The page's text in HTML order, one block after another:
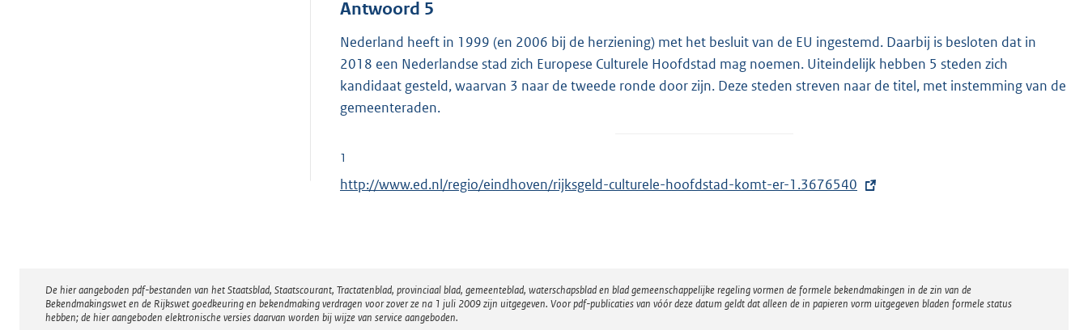
Antwoord 5
Nederland heeft in 1999 (en 2006 bij de herziening) met het besluit van de EU ingestemd. Daarbij is besloten dat in
2018 een Nederlandse stad zich Europese Culturele Hoofdstad mag noemen. Uiteindelijk hebben 5 steden zich
kandidaat gesteld, waarvan 3 naar de tweede ronde door zijn. Deze steden streven naar de titel, met instemming van de
gemeenteraden.
1
E
n
e
http://www.ed.nl/regio/eindhoven/rijksgeld-culturele-hoofdstad-komt-er-1.3676540
Disclaimer
De hier aangeboden pdf-bestanden van het Staatsblad, Staatscourant, Tractatenblad, provinciaal blad, gemeenteblad, waterschapsblad en blad gemeenschappelijke regeling vormen de formele bekendmakingen in de zin van de
Bekendmakingswet en de Rijkswet goedkeuring en bekendmaking verdragen voor zover ze na 1 juli 2009 zijn uitgegeven. Voor pdf-publicaties van vóór deze datum geldt dat alleen de in papieren vorm uitgegeven bladen formele status
hebben; de hier aangeboden elektronische versies daarvan worden bij wijze van service aangeboden.